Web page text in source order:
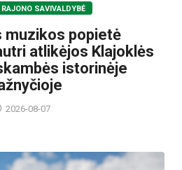
SAVIVALDYBĖ
muzikos popietė
atlikėjos Klajoklės
istorinėje
2026-08-07